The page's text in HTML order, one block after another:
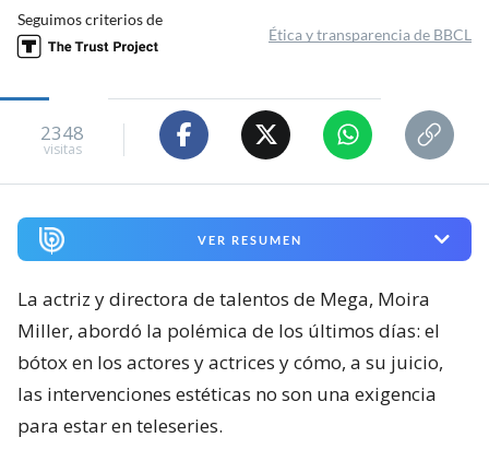
Seguimos criterios de
Ética y transparencia de BBCL
2348
visitas
VER RESUMEN
La actriz y directora de talentos de Mega, Moira
Miller, abordó la polémica de los últimos días: el
bótox en los actores y actrices y cómo, a su juicio,
las intervenciones estéticas no son una exigencia
para estar en teleseries.